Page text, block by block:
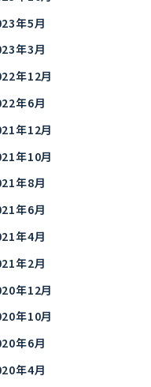
年5月
年3月
年12月
年6月
年12月
年10月
年8月
年6月
年4月
年2月
年12月
年10月
年6月
年4月